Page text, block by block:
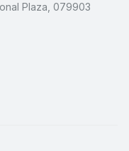
Plaza, 079903